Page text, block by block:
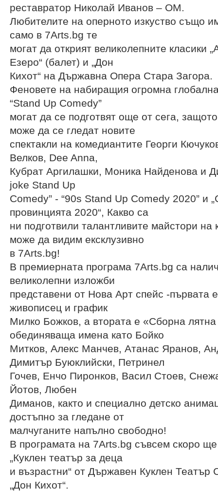
реставратор Николай Иванов – ОМ.
Любителите на оперното изкуство също
само в 7Arts.bg те
могат да открият великолепните класики
Езеро“ (балет) и „Дон
Кихот“ на Държавна Опера Стара Загора.
Феновете на набиращия огромна
“Stand Up Comedy”
могат да се подготвят още от сега,
може да се гледат новите
спектакли на комедиантите Георги
Велков, Dee Anna,
Кубрат Аргилашки, Моника Найденова и
joke Stand Up
Comedy” - “90s Stand Up Comedy 2020” и
провинцията 2020“, Какво са
ни подготвили талантливите майстори на
може да видим ексклузивно
в 7Arts.bg!
В премиерната програма 7Arts.bg са
великолепни изложби
представени от Нова Арт спейс -първата
живописец и график
Милко Божков, а втората е «Сборна лятна
обединяваща имена като Бойко
Митков, Алекс Манчев, Атанас Яранов,
Димитър Буюклийски, Петринел
Гочев, Енчо Пиронков, Васил Стоев,
Йотов, Любен
Диманов, както и специално детско
достъпно за гледане от
малчуганите напълно свободно!
В програмата на 7Arts.bg съвсем скоро
„Куклен театър за деца
и възрастни“ от Държавен Куклен Театър
„Дон Кихот“.